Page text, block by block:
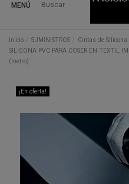
MENÚ Buscar
Inicio SUMINISTROS Cintas de Silicona
SILICONA PVC PARA COSER EN TEXTIL
(metro)
¡En oferta!